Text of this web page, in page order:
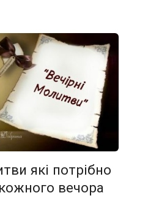
які потрібно
вечора